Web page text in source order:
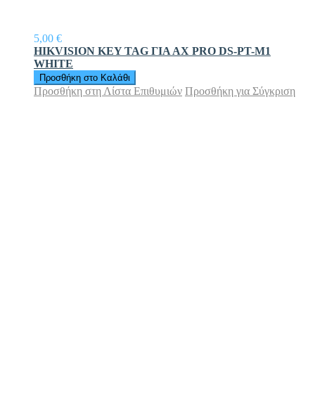
5,00 €
HIKVISION KEY TAG ΓΙΑ ΑΧ PRO DS-PT-M1
WHITE
Προσθήκη στο Καλάθι
Προσθήκη στη Λίστα Επιθυμιών Προσθήκη για Σύγκριση